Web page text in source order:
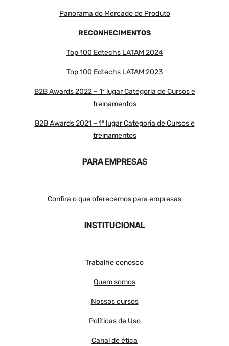
Panorama do Mercado de Produto
RECONHECIMENTOS
Top 100 Edtechs LATAM 2024
Top 100 Edtechs LATAM 2023
B2B Awards 2022 – 1º lugar Categoria de Cursos e
treinamentos
B2B Awards 2021 – 1º lugar Categoria de Cursos e
treinamentos
PARA EMPRESAS
Confira o que oferecemos para empresas
INSTITUCIONAL
Trabalhe conosco
Quem somos
Nossos cursos
Políticas de Uso
Canal de ética